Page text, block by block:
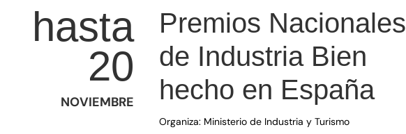
hasta
20
NOVIEMBRE
Premios Nacionales
de Industria Bien
hecho en España
Organiza: Ministerio de Industria y Turismo